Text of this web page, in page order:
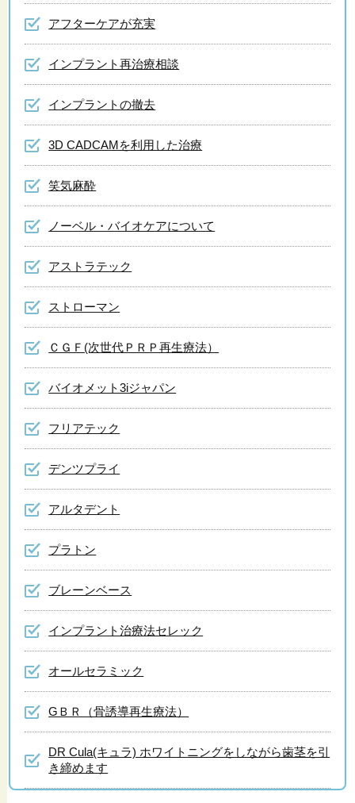
アフターケアが充実
インプラント再治療相談
インプラントの撤去
3D CADCAMを利用した治療
笑気麻酔
ノーベル・バイオケアについて
アストラテック
ストローマン
ＣＧＦ(次世代ＰＲＰ再生療法）
バイオメット3iジャパン
フリアテック
デンツプライ
アルタデント
プラトン
ブレーンベース
インプラント治療法セレック
オールセラミック
GＢＲ（骨誘導再生療法）
DR Cula(キュラ) ホワイトニングをしながら歯茎を引
き締めます